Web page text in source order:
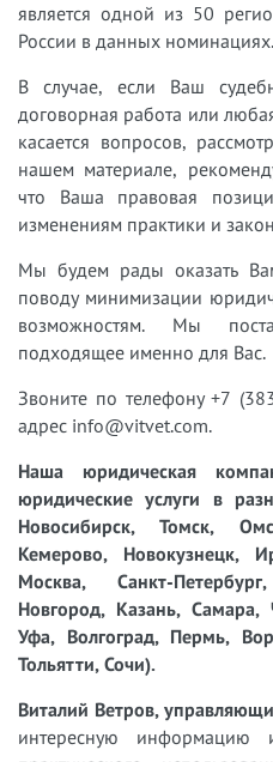
является одной из 50
России в данных номинациях.
В случае, если Ваш
договорная работа или
касается вопросов,
нашем материале,
что Ваша правовая
изменениям практики и
Мы будем рады оказать
поводу минимизации
возможностям. Мы
подходящее именно для Вас.
Звоните по телефону +7
адрес info@vitvet.com.
Наша юридическая
юридические услуги в
Новосибирск, Томск,
Кемерово, Новокузнецк,
Москва, Санкт-
Новгород, Казань, Самара,
Уфа, Волгоград, Пермь,
Тольятти, Сочи).
Виталий Ветров,
интересную